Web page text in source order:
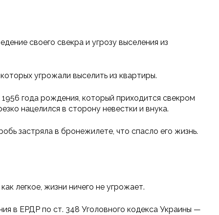
своего свекра и угрозу выселения из
угрожали выселить из квартиры.
года рождения, который приходится свекром
нацелился в сторону невестки и внука.
застряла в бронежилете, что спасло его жизнь.
легкое, жизни ничего не угрожает.
в ЕРДР по ст. 348 Уголовного кодекса Украины —